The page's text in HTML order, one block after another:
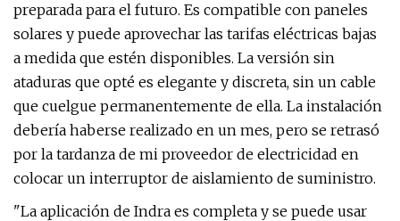
preparada para el futuro. Es compatible con paneles
solares y puede aprovechar las tarifas eléctricas bajas
a medida que estén disponibles. La versión sin
ataduras que opté es elegante y discreta, sin un cable
que cuelgue permanentemente de ella. La instalación
debería haberse realizado en un mes, pero se retrasó
por la tardanza de mi proveedor de electricidad en
colocar un interruptor de aislamiento de suministro.
"La aplicación de Indra es completa y se puede usar